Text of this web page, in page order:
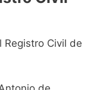
Civil de